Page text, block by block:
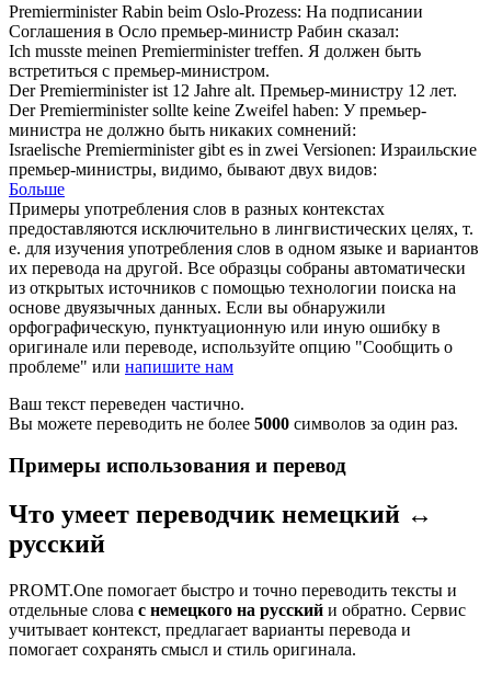
PremierministerRabin beim Oslo-Prozess: На подписании
Соглашения в Осло премьер-министр Рабин сказал:
Ich musste meinen Premierministertreffen. Я должен быть
встретиться с премьер-министром.
DerPremierministerist 12 Jahre alt. Премьер-министру 12 лет.
DerPremierministersollte keine Zweifel haben: Упремьер-
министра не должно быть никаких сомнений:
Israelische Premierministergibt es in zwei Versionen: Израильские
премьер-министры, видимо, бывают двух видов:
Больше
Примеры употребления слов в разных контекстах
предоставляются исключительно в лингвистических целях, т.
е. для изучения употребления слов в одном языке и вариантов
их перевода на другой. Все образцы собраны автоматически
из открытых источников с помощью технологии поиска на
основе двуязычных данных. Если вы обнаружили
орфографическую, пунктуационную или иную ошибку в
оригинале или переводе, используйте опцию "Сообщить о
проблеме" или напишите нам
Ваш текст переведен частично.
Вы можете переводить не более 5000 символов за один раз.
Примеры использования и перевод
Что умеет переводчик немецкий ↔
русский
PROMT.One помогает быстро и точно переводить тексты и
отдельные слова с немецкого на русский и обратно. Сервис
учитывает контекст, предлагает варианты перевода и
помогает сохранять смысл и стиль оригинала.